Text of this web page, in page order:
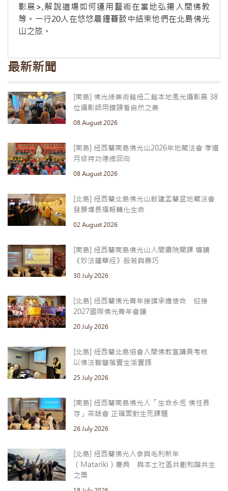
影展>,解說道場如何運用藝術在當地弘揚人間佛教
等。一行20人在悠悠晨鐘暮鼓中結束他們在北島佛光
山之旅。
最新新聞
[南島] 佛光緣美術館紐二館本地風光攝影展 38
位攝影師用鏡頭看自然之美
08 August 2026
[南島] 紐西蘭南島佛光山2026年地藏法會 孝道
月修持功德總回向
08 August 2026
[北島] 紐西蘭北島佛光山啟建盂蘭盆地藏法會
發願增長福報轉化生命
02 August 2026
[南島] 紐西蘭南島佛光山人間書院開課 導讀
《妙法蓮華經》般若與善巧
30 July 2026
[北島] 紐西蘭佛光青年接旗承擔使命 迎接
2027國際佛光青年會議
20 July 2026
[北島] 紐西蘭北島協會人間佛教宣講員考核
以佛法智慧落實生活實踐
25 July 2026
[南島] 紐西蘭南島佛光人「生命永恆 佛性長
存」茶話會 正確面對生死課題
26 July 2026
[北島] 紐西蘭佛光人參與毛利新年
（Matariki）慶典 與本土社區共劃和諧共生
之槳